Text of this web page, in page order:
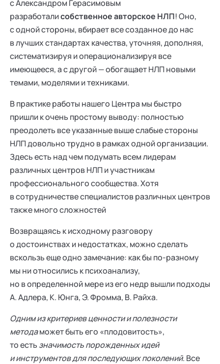
с Александром Герасимовым
разработалисобственное авторское НЛП! Оно,
с одной стороны, вбирает все созданное до нас
в лучших стандартах качества, уточняя, дополняя,
систематизируя и операционализируя все
имеющееся, а с другой — обогащает НЛП новыми
темами, моделями и техниками.
В практике работы нашего Центра мы быстро
пришли к очень простому выводу: полностью
преодолеть все указанные выше слабые стороны
НЛП довольно трудно в рамках одной организации.
Здесь есть над чем подумать всем лидерам
различных центров НЛП и участникам
профессионального сообщества. Хотя
в сотрудничестве специалистов различных центров
также много сложностей
Возвращаясь к исходному разговору
о достоинствах и недостатках, можно сделать
вскользь еще одно замечание: как бы по-разному
мы ни относились к психоанализу,
но в определенной мере из его недр вышли подходы
А. Адлера, К. Юнга, Э. Фромма, В. Райха.
Одним из критериев ценности и полезности
методаможет быть его «плодовитость»,
то есть значимость порожденных идей
и инструментов для последующих поколений. Все